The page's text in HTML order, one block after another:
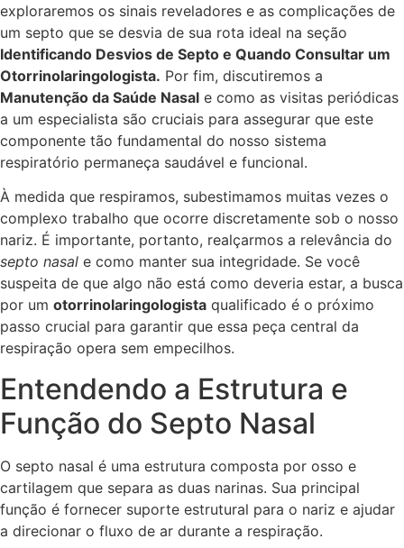
exploraremos os sinais reveladores e as complicações de
um septo que se desvia de sua rota ideal na seção
Identificando Desvios de Septo e Quando Consultar um
Otorrinolaringologista. Por fim, discutiremos a
Manutenção da Saúde Nasal e como as visitas periódicas
a um especialista são cruciais para assegurar que este
componente tão fundamental do nosso sistema
respiratório permaneça saudável e funcional.
À medida que respiramos, subestimamos muitas vezes o
complexo trabalho que ocorre discretamente sob o nosso
nariz. É importante, portanto, realçarmos a relevância do
septo nasal e como manter sua integridade. Se você
suspeita de que algo não está como deveria estar, a busca
por um otorrinolaringologista qualificado é o próximo
passo crucial para garantir que essa peça central da
respiração opera sem empecilhos.
Entendendo a Estrutura e
Função do Septo Nasal
O septo nasal é uma estrutura composta por osso e
cartilagem que separa as duas narinas. Sua principal
função é fornecer suporte estrutural para o nariz e ajudar
a direcionar o fluxo de ar durante a respiração.